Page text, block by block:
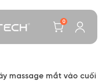
0
massage mắt vào cuối